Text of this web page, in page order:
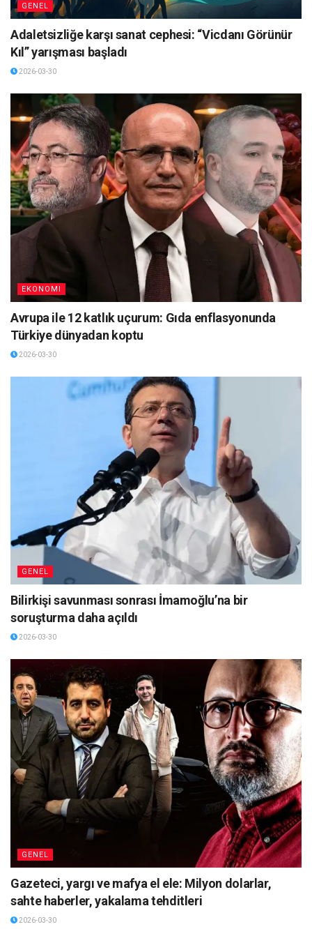
GENEL
Adaletsizliğe karşı sanat cephesi: “Vicdanı Görünür
Kıl” yarışması başladı
2026-03-30
EKONOMI
Avrupa ile 12 katlık uçurum: Gıda enflasyonunda
Türkiye dünyadan koptu
2026-03-30
GENEL
Bilirkişi savunması sonrası İmamoğlu’na bir
soruşturma daha açıldı
2026-03-30
GENEL
Gazeteci, yargı ve mafya el ele: Milyon dolarlar,
sahte haberler, yakalama tehditleri
2026-03-30